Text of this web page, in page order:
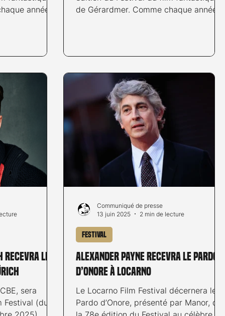
année,
est venue
de vous
mais
le
de Gérardmer. Comme chaque année,
d'un festival désormais incontournable
projections au programme de cette
avant-dernière journée de festival, du
multivers, de la possession et du rire,
que demander de mieux? Bonne
lecture! Redux Redux : États-Unis
recevra le
sera
Festival (du
Alexander Payne recevra le Pardo
d’Onore à Locarno
Le Locarno Film Festival décernera le
Pardo d’Onore, présenté par Manor, de
Festival
Communiqué de presse
13 juin 2025
2 min de lecture